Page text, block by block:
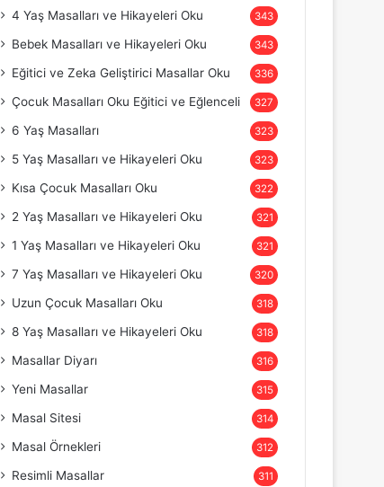
4 Yaş Masalları ve Hikayeleri Oku 343
Bebek Masalları ve Hikayeleri Oku 343
Eğitici ve Zeka Geliştirici Masallar Oku 336
Çocuk Masalları Oku Eğitici ve Eğlenceli 327
6 Yaş Masalları 323
5 Yaş Masalları ve Hikayeleri Oku 323
Kısa Çocuk Masalları Oku 322
2 Yaş Masalları ve Hikayeleri Oku 321
1 Yaş Masalları ve Hikayeleri Oku 321
7 Yaş Masalları ve Hikayeleri Oku 320
Uzun Çocuk Masalları Oku 318
8 Yaş Masalları ve Hikayeleri Oku 318
Masallar Diyarı 316
Yeni Masallar 315
Masal Sitesi 314
Masal Örnekleri 312
Resimli Masallar 311